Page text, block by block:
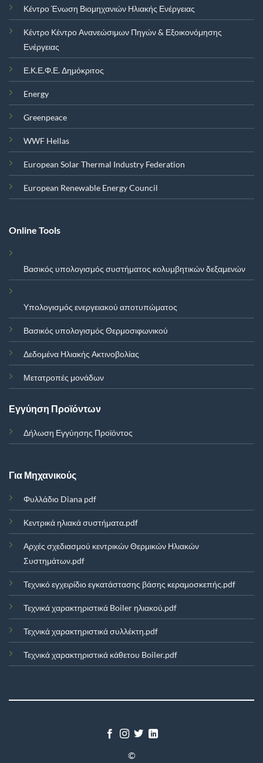
Κέντρο Ένωση Βιομηχανιών Ηλιακής Ενέργειας
Κέντρο Κέντρο Ανανεώσιμων Πηγών & Εξοικονόμησης
Ενέργειας
Ε.Κ.Ε.Φ.Ε. Δημόκριτος
Energy
Greenpeace
WWF Hellas
European Solar Thermal Industry Federation
European Renewable Energy Council
Online Tools
Βασικός υπολογισμός συστήματος κολυμβητικών δεξαμενών
Υπολογισμός ενεργειακού αποτυπώματος
Βασικός υπολογισμός Θερμοσιφωνικού
Δεδομένα Ηλιακής Ακτινοβολίας
Μετατροπές μονάδων
Εγγύηση Προϊόντων
Δήλωση Εγγύησης Προϊόντος
Για Μηχανικούς
Φυλλάδιο Diana pdf
Κεντρικά ηλιακά συστήματα.pdf
Αρχές σχεδιασμού κεντρικών Θερμικών Ηλιακών
Συστημάτων.pdf
Τεχνικό εγχειρίδιο εγκατάστασης βάσης κεραμοσκεπής.pdf
Τεχνικά χαρακτηριστικά Boiler ηλιακού.pdf
Τεχνικά χαρακτηριστικά συλλέκτη.pdf
Τεχνικά χαρακτηριστικά κάθετου Boiler.pdf
©